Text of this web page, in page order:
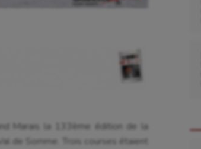
Marais la 133ème édition de la
de Somme. Trois courses étaient